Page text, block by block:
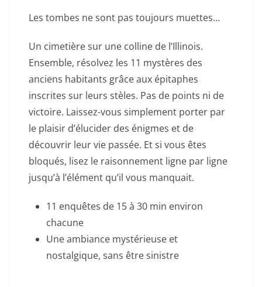
Les tombes ne sont pas toujours muettes…
Un cimetière sur une colline de l’Illinois.
Ensemble, résolvez les 11 mystères des
anciens habitants grâce aux épitaphes
inscrites sur leurs stèles. Pas de points ni de
victoire. Laissez-vous simplement porter par
le plaisir d’élucider des énigmes et de
découvrir leur vie passée. Et si vous êtes
bloqués, lisez le raisonnement ligne par ligne
jusqu’à l’élément qu’il vous manquait.
11 enquêtes de 15 à 30 min environ
chacune
Une ambiance mystérieuse et
nostalgique, sans être sinistre